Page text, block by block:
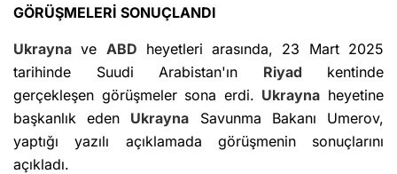
GÖRÜŞMELERİ SONUÇLANDI
Ukrayna ve ABD heyetleri arasında, 23 Mart 2025
tarihinde Suudi Arabistan'ın Riyad kentinde
gerçekleşen görüşmeler sona erdi. Ukrayna heyetine
başkanlık eden Ukrayna Savunma Bakanı Umerov,
yaptığı yazılı açıklamada görüşmenin sonuçlarını
açıkladı.